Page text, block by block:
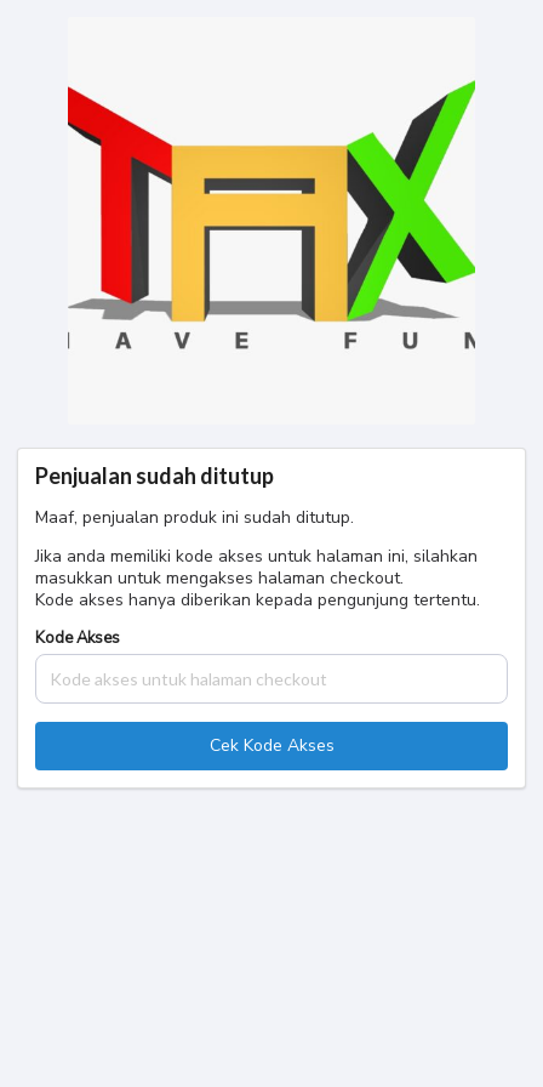
Penjualan sudah ditutup
Maaf, penjualan produk ini sudah ditutup.
Jika anda memiliki kode akses untuk halaman ini, silahkan
masukkan untuk mengakses halaman checkout.
Kode akses hanya diberikan kepada pengunjung tertentu.
Kode Akses
Cek Kode Akses